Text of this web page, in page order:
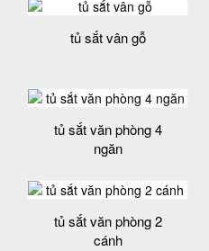
tủ sắt vân gỗ
tủ sắt văn phòng 4
ngăn
tủ sắt văn phòng 2
cánh